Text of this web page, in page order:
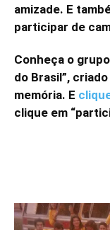
amizade. E
participar de
Conheça o
do Brasil”,
memória. E
clique em